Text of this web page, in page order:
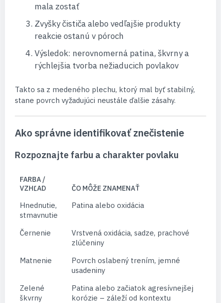
mala zostať
Zvyšky čističa alebo vedľajšie produkty
reakcie ostanú v póroch
Výsledok: nerovnomerná patina, škvrny a
rýchlejšia tvorba nežiaducich povlakov
Takto sa z medeného plechu, ktorý mal byť stabilný,
stane povrch vyžadujúci neustále ďalšie zásahy.
Ako správne identifikovať znečistenie
Rozpoznajte farbu a charakter povlaku
FARBA /
VZHĽAD
ČO MÔŽE ZNAMENAŤ
Hnednutie,
stmavnutie
Patina alebo oxidácia
Černenie
Vrstvená oxidácia, sadze, prachové
zlúčeniny
Matnenie
Povrch oslabený trením, jemné
usadeniny
Zelené
škvrny
Patina alebo začiatok agresívnejšej
korózie – záleží od kontextu